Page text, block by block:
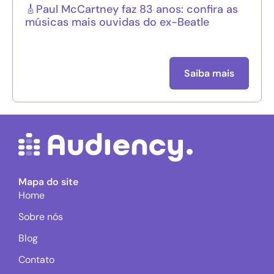
🎸Paul McCartney faz 83 anos: confira as
músicas mais ouvidas do ex-Beatle
Saiba mais
Mapa do site
Home
Sobre nós
Blog
Contato